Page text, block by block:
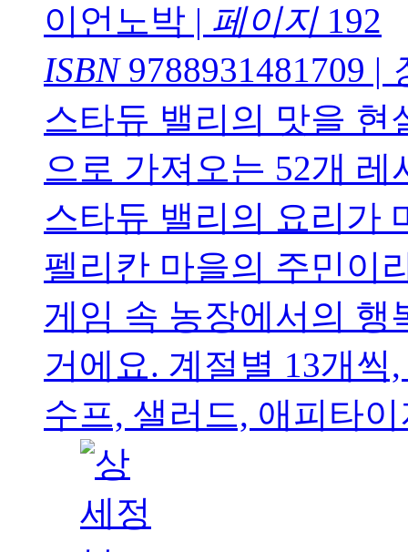
이언노박 | 페이지192
ISBN9788931481709 |
스타듀 밸리의 맛을 현
으로 가져오는 52개
스타듀 밸리의 요리가
펠리칸 마을의 주민이
게임 속 농장에서의 행
거에요. 계절별 13개
수프, 샐러드, 애피타